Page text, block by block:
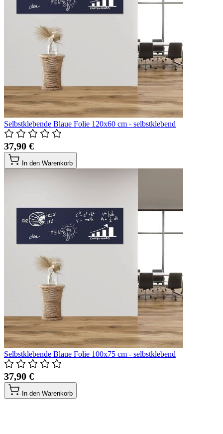
Selbstklebende Blaue Folie 120x60 cm - selbstklebend
37,90 €
In den Warenkorb
Selbstklebende Blaue Folie 100x75 cm - selbstklebend
37,90 €
In den Warenkorb